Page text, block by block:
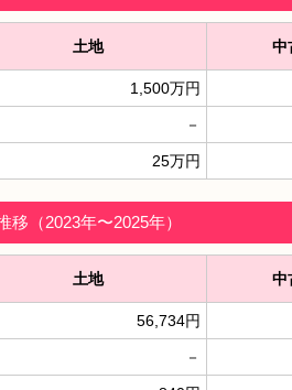
土地 中
1,500万円
－
25万円
（2023年〜2025年）
土地 中
56,734円
－